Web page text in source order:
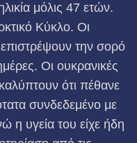
μόλις 47 ετών.
Κύκλο. Οι
την σορό
Οι ουκρανικές
ότι πέθανε
συνδεδεμένο με
η υγεία του είχε ήδη